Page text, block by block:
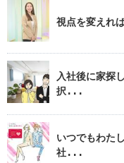
視点を変えれ
入社後に家探
択...
いつでもわた
社...